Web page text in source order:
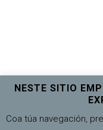
NESTE SITIO
Coa túa navegación,